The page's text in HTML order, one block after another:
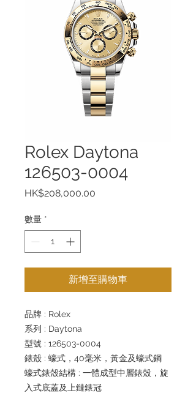
Rolex Daytona
126503-0004
HK$208,000.00
數量 *
新增至購物車
品牌 : Rolex
系列 : Daytona
型號 : 126503-0004
錶殼 : 蠔式，40毫米，黃金及蠔式鋼
蠔式錶殼結構 : 一體成型中層錶殼，旋
入式底蓋及上鏈錶冠